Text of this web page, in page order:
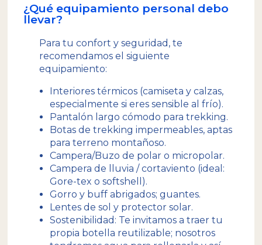
¿Qué equipamiento personal debo
llevar?
Para tu confort y seguridad, te
recomendamos el siguiente
equipamiento:
Interiores térmicos (camiseta y calzas,
especialmente si eres sensible al frío).
Pantalón largo cómodo para trekking.
Botas de trekking impermeables, aptas
para terreno montañoso.
Campera/Buzo de polar o micropolar.
Campera de lluvia / cortaviento (ideal:
Gore-tex o softshell).
Gorro y buff abrigados; guantes.
Lentes de sol y protector solar.
Sostenibilidad: Te invitamos a traer tu
propia botella reutilizable; nosotros